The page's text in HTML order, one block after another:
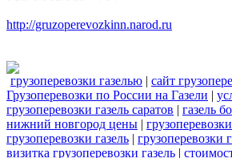
http://gruzoperevozkinn.narod.ru
грузоперевозки газелью | сайт
Грузоперевозки по России на Газели |
грузоперевозки газель саратов | газель
нижний новгород цены |
грузоперевозки газель | грузоперевозки
визитка грузоперевозки газель |